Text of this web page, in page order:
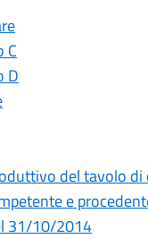
C
D
del tavolo
e
31/10/2014